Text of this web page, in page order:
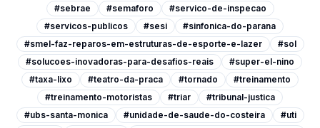
#sebrae
#semaforo
#servico-de-inspecao
#servicos-publicos
#sesi
#sinfonica-do-parana
#smel-faz-reparos-em-estruturas-de-esporte-e-lazer
#sol
#solucoes-inovadoras-para-desafios-reais
#super-el-nino
#taxa-lixo
#teatro-da-praca #tornado
#treinamento
#treinamento-motoristas
#triar
#tribunal-justica
#ubs-santa-monica
#unidade-de-saude-do-costeira
#uti